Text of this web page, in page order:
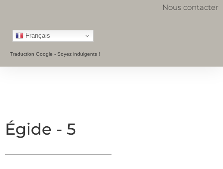
Nous contacter
Français
Traduction Google - Soyez indulgents !
Égide - 5